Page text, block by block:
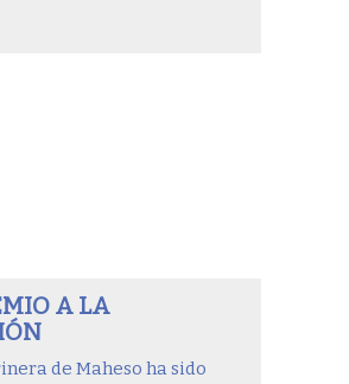
A LA
de Maheso ha sido